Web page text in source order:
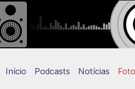
Início Podcasts Notícias